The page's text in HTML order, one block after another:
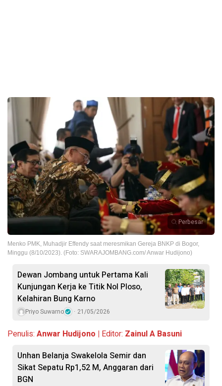
Perbesar
Menko PMK, Muhadjir Effendy saat meresmikan Gereja BNKP di Bogor,
Minggu (8/10/2023). (Foto: SWARAJOMBANG.com/ Anwar Hudijono)
Dewan Jombang untuk Pertama Kali
Kunjungan Kerja ke Titik Nol Ploso,
Kelahiran Bung Karno
Priyo Suwarno 21/05/2026
Penulis: Anwar Hudijono | Editor: Zainul A Basuni
Unhan Belanja Swakelola Semir dan
Sikat Sepatu Rp1,52 M, Anggaran dari
BGN